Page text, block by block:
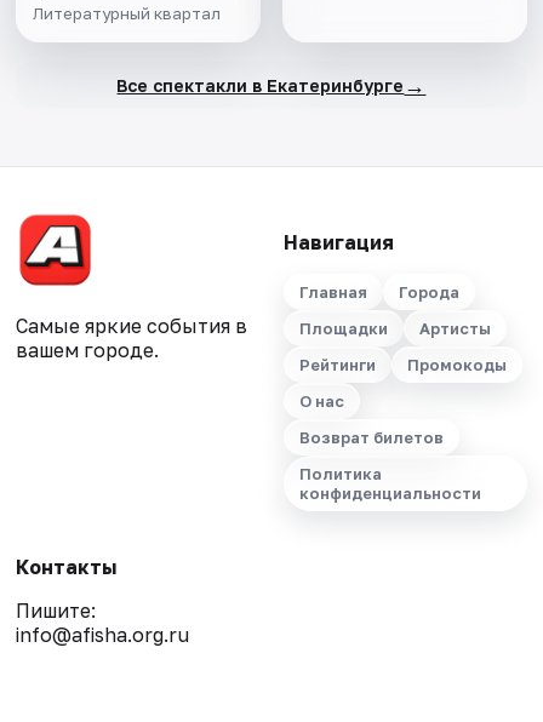
Литературный квартал
Все спектакли в Екатеринбурге →
Самые яркие события в
вашем городе.
Навигация
Главная
Города
Площадки
Артисты
Рейтинги
Промокоды
О нас
Возврат билетов
Политика
конфиденциальности
Контакты
Пишите:
info@afisha.org.ru